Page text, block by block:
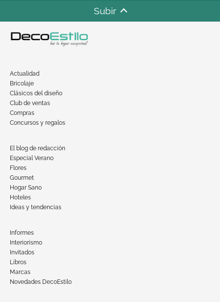
Subir
Actualidad
Bricolaje
Clásicos del diseño
Club de ventas
Compras
Concursos y regalos
El blog de redacción
Especial Verano
Flores
Gourmet
Hogar Sano
Hoteles
Ideas y tendencias
Informes
Interiorismo
Invitados
Libros
Marcas
Novedades DecoEstilo